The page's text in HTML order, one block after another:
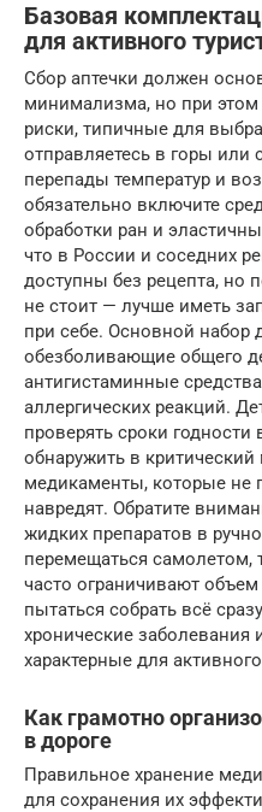
Базовая
для активного
Сбор аптечки должен
минимализма, но при
риски, типичные для
отправляетесь в горы или
перепады температур и
обязательно включите
обработки ран и
что в России и соседних
доступны без рецепта, но
не стоит — лучше иметь
при себе. Основной набор
обезболивающие общего
антигистаминные
аллергических реакций.
проверять сроки годности
обнаружить в
медикаменты, которые не
навредят. Обратите
жидких препаратов в
перемещаться самолетом,
часто ограничивают
пытаться собрать всё
хронические заболевания
характерные для
Как грамотно
в дороге
Правильное хранение
для сохранения их